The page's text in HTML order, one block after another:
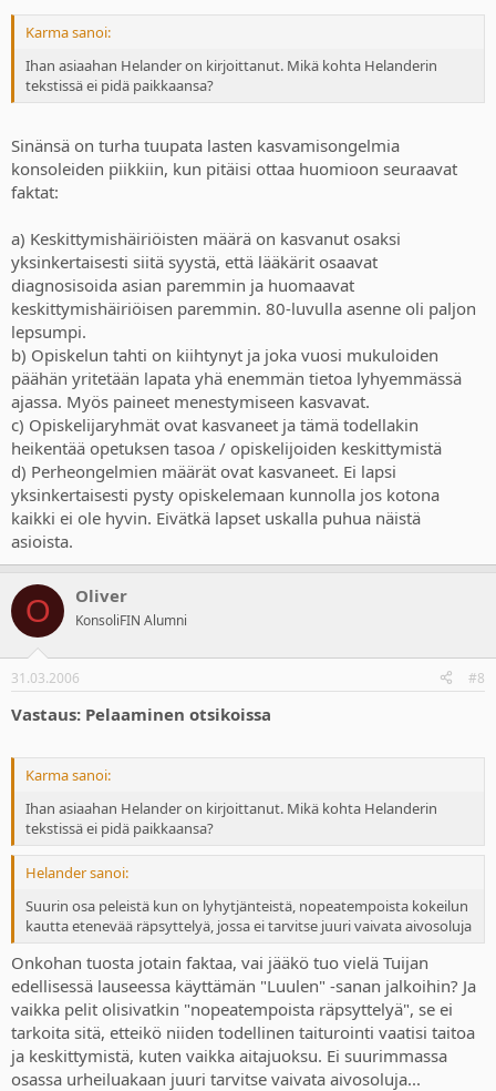
Karma sanoi:
Ihan asiaahan Helander on kirjoittanut. Mikä kohta Helanderin
tekstissä ei pidä paikkaansa?
Sinänsä on turha tuupata lasten kasvamisongelmia
konsoleiden piikkiin, kun pitäisi ottaa huomioon seuraavat
faktat:
a) Keskittymishäiriöisten määrä on kasvanut osaksi
yksinkertaisesti siitä syystä, että lääkärit osaavat
diagnosisoida asian paremmin ja huomaavat
keskittymishäiriöisen paremmin. 80-luvulla asenne oli paljon
lepsumpi.
b) Opiskelun tahti on kiihtynyt ja joka vuosi mukuloiden
päähän yritetään lapata yhä enemmän tietoa lyhyemmässä
ajassa. Myös paineet menestymiseen kasvavat.
c) Opiskelijaryhmät ovat kasvaneet ja tämä todellakin
heikentää opetuksen tasoa / opiskelijoiden keskittymistä
d) Perheongelmien määrät ovat kasvaneet. Ei lapsi
yksinkertaisesti pysty opiskelemaan kunnolla jos kotona
kaikki ei ole hyvin. Eivätkä lapset uskalla puhua näistä
asioista.
O Oliver
KonsoliFIN Alumni
31.03.2006 #8
Vastaus: Pelaaminen otsikoissa
Karma sanoi:
Ihan asiaahan Helander on kirjoittanut. Mikä kohta Helanderin
tekstissä ei pidä paikkaansa?
Helander sanoi:
Suurin osa peleistä kun on lyhytjänteistä, nopeatempoista kokeilun
kautta etenevää räpsyttelyä, jossa ei tarvitse juuri vaivata aivosoluja
Onkohan tuosta jotain faktaa, vai jääkö tuo vielä Tuijan
edellisessä lauseessa käyttämän "Luulen" -sanan jalkoihin? Ja
vaikka pelit olisivatkin "nopeatempoista räpsyttelyä", se ei
tarkoita sitä, etteikö niiden todellinen taiturointi vaatisi taitoa
ja keskittymistä, kuten vaikka aitajuoksu. Ei suurimmassa
osassa urheiluakaan juuri tarvitse vaivata aivosoluja...